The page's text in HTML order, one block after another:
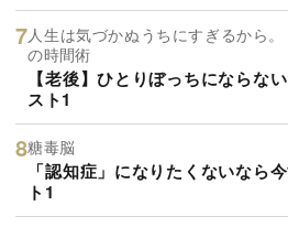
人生は気づかぬうちにすぎるから
の時間術
【老後】ひとりぼっちにならな
スト1
糖毒脳
「認知症」になりたくないなら
ト1